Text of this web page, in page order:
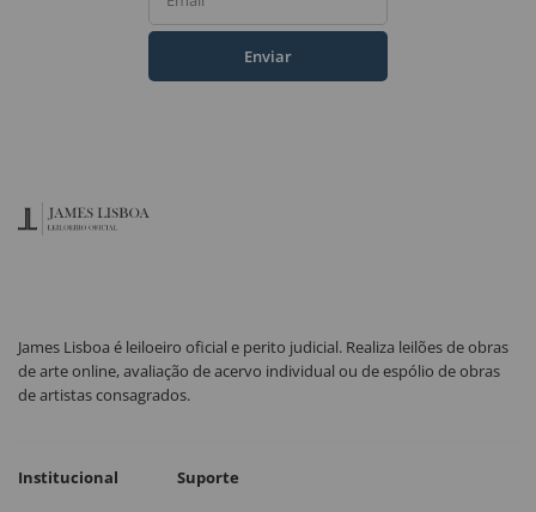
Enviar
James Lisboa é leiloeiro oficial e perito judicial. Realiza leilões de obras
de arte online, avaliação de acervo individual ou de espólio de obras
de artistas consagrados.
Institucional Suporte